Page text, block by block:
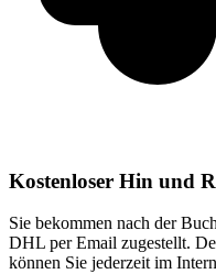
Kostenloser Hin und
Sie bekommen nach der
DHL per Email zugestellt.
können Sie jederzeit im